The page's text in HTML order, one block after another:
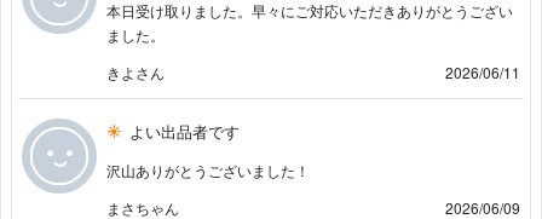
本日受け取りました。早々にご対応いただきありがとうござい
ました。
きよさん
2026/06/11
よい出品者です
沢山ありがとうございました！
まさちゃん
2026/06/09